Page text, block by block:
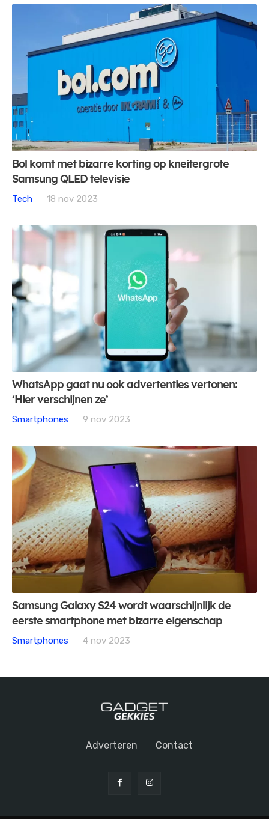
Bol komt met bizarre korting op kneitergrote
Samsung QLED televisie
Tech
18 nov 2023
WhatsApp gaat nu ook advertenties vertonen:
‘Hier verschijnen ze’
Smartphones
9 nov 2023
Samsung Galaxy S24 wordt waarschijnlijk de
eerste smartphone met bizarre eigenschap
Smartphones
4 nov 2023
Adverteren Contact